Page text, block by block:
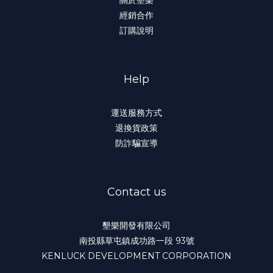
經銷合作
訂購說明
Help
運送服務方式
退換貨政策
防詐騙宣導
Contact us
墾樂開發有限公司
南投縣草屯鎮成功路一段 93號
KENLUCK DEVELOPMENT CORPORATION